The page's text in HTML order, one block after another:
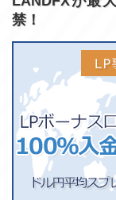
禁！